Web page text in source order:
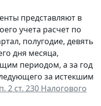
представляют в
учета расчет по
полугодие, девять
дня месяца,
периодом, а за год
за истекшим
2 ст. 230 Налогового